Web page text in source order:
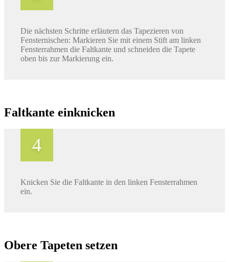
Die nächsten Schritte erläutern das Tapezieren von
Fensternischen: Markieren Sie mit einem Stift am linken
Fensterrahmen die Faltkante und schneiden die Tapete
oben bis zur Markierung ein.
Faltkante einknicken
Knicken Sie die Faltkante in den linken Fensterrahmen
ein.
Obere Tapeten setzen